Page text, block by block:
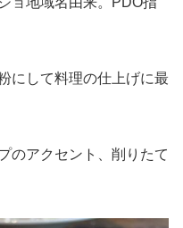
にして料理の仕上げに最
のアクセント、削りたて